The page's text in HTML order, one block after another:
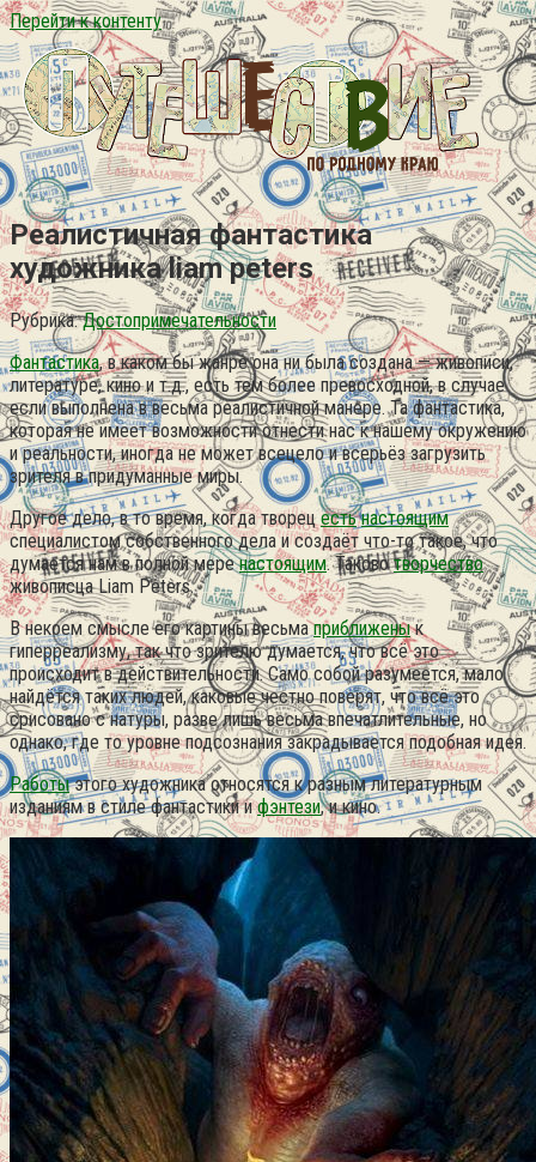
Перейти к контенту
Реалистичная фантастика
художника liam peters
Рубрика: Достопримечательности
Фантастика, в каком бы жанре она ни была создана — живописи,
литературе, кино и т.д., есть тем более превосходной, в случае
если выполнена в весьма реалистичной манере. Та фантастика,
которая не имеет возможности отнести нас к нашему окружению
и реальности, иногда не может всецело и всерьёз загрузить
зрителя в придуманные миры.
Другое дело, в то время, когда творецесть настоящим
специалистом собственного дела и создаёт что-то такое, что
думается нам в полной меренастоящим. Таковотворчество
живописца Liam Peters.
В некоем смысле его картины весьмаприближенык
гиперреализму, так что зрителю думается, что всё это
происходит в действительности. Само собой разумеется, мало
найдётся таких людей, каковые честно поверят, что всё это
срисовано с натуры, разве лишь весьма впечатлительные, но
однако, где то уровне подсознания закрадывается подобная идея.
Работыэтого художника относятся к разным литературным
изданиям в стиле фантастики ифэнтези, и кино.